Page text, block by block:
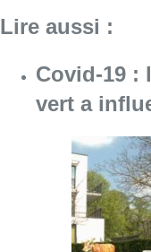
Lire aussi :
Covid-19 :
vert a